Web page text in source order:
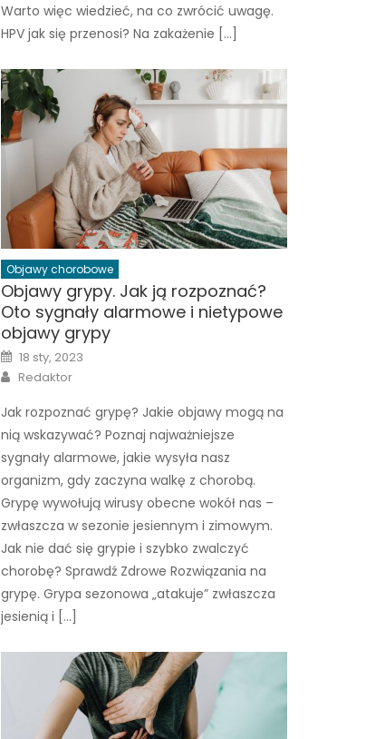
Warto więc wiedzieć, na co zwrócić uwagę.
HPV jak się przenosi? Na zakażenie […]
Objawy chorobowe
Objawy grypy. Jak ją rozpoznać?
Oto sygnały alarmowe i nietypowe
objawy grypy
Posted
on
18 sty, 2023
Author
Redaktor
Jak rozpoznać grypę? Jakie objawy mogą na
nią wskazywać? Poznaj najważniejsze
sygnały alarmowe, jakie wysyła nasz
organizm, gdy zaczyna walkę z chorobą.
Grypę wywołują wirusy obecne wokół nas –
zwłaszcza w sezonie jesiennym i zimowym.
Jak nie dać się grypie i szybko zwalczyć
chorobę? Sprawdź Zdrowe Rozwiązania na
grypę. Grypa sezonowa „atakuje” zwłaszcza
jesienią i […]